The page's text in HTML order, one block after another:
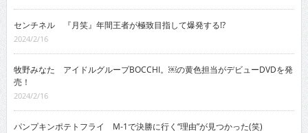
センチネル 『月笑』年間王者が極致目指して爆発する!?
2024/2/16
牧野みなた アイドルグループBOCCHI。￼の黄色担当がデビューDVDを発
売！
2024/2/16
パンプキンポテトフライ M-1で決勝に行く“理由”が見つかった(笑)